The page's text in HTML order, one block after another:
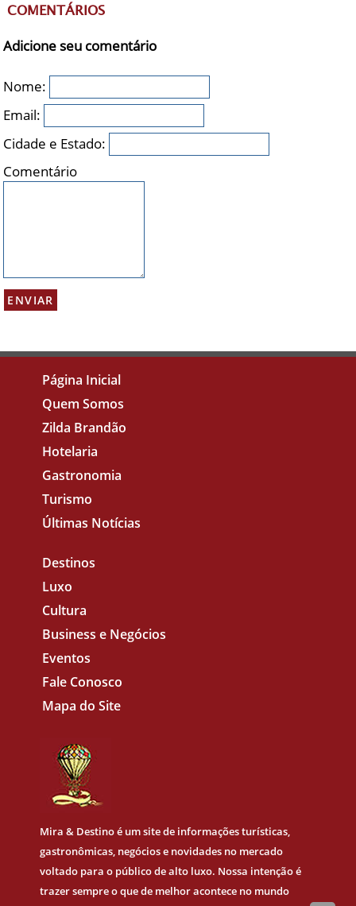
COMENTÁRIOS
Adicione seu comentário
Nome:
Email:
Cidade e Estado:
Comentário
Página Inicial
Quem Somos
Zilda Brandão
Hotelaria
Gastronomia
Turismo
Últimas Notícias
Destinos
Luxo
Cultura
Business e Negócios
Eventos
Fale Conosco
Mapa do Site
Mira & Destinoé um site de informações turísticas,
gastronômicas, negócios e novidades no mercado
voltado para o público de alto luxo. Nossa intenção é
trazer sempre o que de melhor acontece no mundo